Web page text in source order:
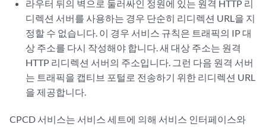
라우터 뒤의 벽으로 둘러싸인 정원에 있는 원격 HTTP 리
디렉션 서버를 사용하는 경우 단순히 리디렉션 URL을 지
정할 수 없습니다. 이 경우 서비스 규칙은 트래픽의 IP 대
상 주소를 다시 작성해야 합니다. 새 대상 주소는 원격
HTTP 리디렉션 서버의 주소입니다. 그런 다음 원격 서버
는 트래픽을 캡티브 포털로 전송하기 위한 리디렉션 URL
을 제공합니다.
CPCD 서비스는 서비스 세트에 의해 서비스 인터페이스와